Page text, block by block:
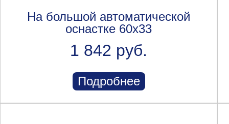
На большой автоматической
оснастке 60x33
1 842 руб.
Подробнее